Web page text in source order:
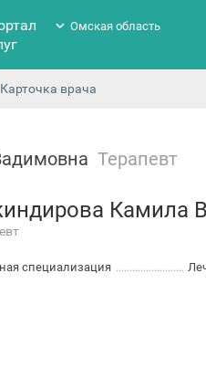
Омская область
Карточка врача
Терапевт
Камила
специализация